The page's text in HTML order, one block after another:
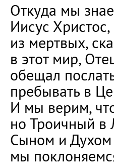
Откуда мы
Иисус
из мертвых,
в этот мир,
обещал
пребывать в
И мы верим,
но Троичный в
Сыном и Духом
мы